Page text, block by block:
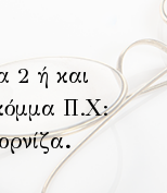
2 ή και
Π.Χ:
.